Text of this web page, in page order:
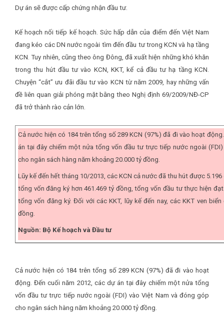
Dự án sẽ được cấp chứng nhận đầu tư.
Kế hoạch nối tiếp kế hoạch. Sức hấp dẫn của điểm đến Việt Nam
đang kéo các DN nước ngoài tìm đến đầu tư trong KCN và hạ tầng
KCN. Tuy nhiên, cũng theo ông Đông, đã xuất hiện những khó khăn
trong thu hút đầu tư vào KCN, KKT, kể cả đầu tư hạ tầng KCN.
Chuyện “cắt” ưu đãi đầu tư vào KCN từ năm 2009, hay những vấn
đề liên quan giải phóng mặt bằng theo Nghị định 69/2009/NĐ-CP
đã trở thành rào cản lớn.
Cả nước hiện có 184 trên tổng số 289 KCN (97%) đã đi vào hoạt
án tại đây chiếm một nửa tổng vốn đầu tư trực tiếp nước ngoài
cho ngân sách hàng năm khoảng 20.000 tỷ đồng.
Lũy kế đến hết tháng 10/2013, các KCN cả nước đã thu hút được
tổng vốn đăng ký hơn 461.469 tỷ đồng, tổng vốn đầu tư thực hiện
tổng vốn đăng ký. Đối với các KKT, lũy kế đến nay, các KKT ven
đồng.
Nguồn: Bộ Kế hoạch và Đầu tư
Cả nước hiện có 184 trên tổng số 289 KCN (97%) đã đi vào hoạt
động. Đến cuối năm 2012, các dự án tại đây chiếm một nửa tổng
vốn đầu tư trực tiếp nước ngoài (FDI) vào Việt Nam và đóng góp
cho ngân sách hàng năm khoảng 20.000 tỷ đồng.